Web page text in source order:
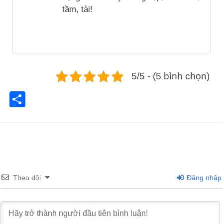
tầm, tài!
5/5 - (5 bình chọn)
Theo dõi Đăng nhập